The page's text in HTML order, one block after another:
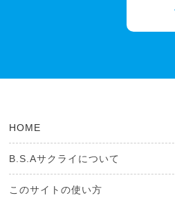
HOME
B.S.Aサクライについて
このサイトの使い方